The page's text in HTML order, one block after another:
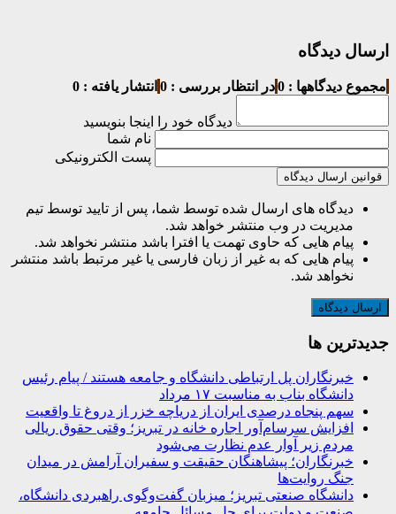
ارسال دیدگاه
مجموع دیدگاهها : 0 در انتظار بررسی : 0 انتشار یافته : 0
دیدگاه خود را اینجا بنویسید
نام شما
پست الکترونیکی
قوانین ارسال دیدگاه
دیدگاه های ارسال شده توسط شما، پس از تایید توسط تیم
مدیریت در وب منتشر خواهد شد.
پیام هایی که حاوی تهمت یا افترا باشد منتشر نخواهد شد.
پیام هایی که به غیر از زبان فارسی یا غیر مرتبط باشد منتشر
نخواهد شد.
جديدترين ها
خبرنگاران پل ارتباطی دانشگاه و جامعه هستند / پیام رئیس
دانشگاه بناب به مناسبت ۱۷ مرداد
سهم پنجاه درصدی ایران از دریاچه خزر از دروغ تا واقعیت
افزایش سرسام‌آور اجاره خانه در تبریز؛ وقتی حقوق ریالی
مردم زیر آوار عدم نظارت می‌شود
خبرنگاران؛ پیشاهنگان حقیقت و سفیران آرامش در میدان
جنگ روایت‌ها
دانشگاه صنعتی تبریز؛ میزبان گفت‌وگوی راهبردی دانشگاه،